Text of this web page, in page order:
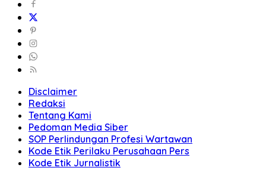
Disclaimer
Redaksi
Tentang Kami
Pedoman Media Siber
SOP Perlindungan Profesi Wartawan
Kode Etik Perilaku Perusahaan Pers
Kode Etik Jurnalistik